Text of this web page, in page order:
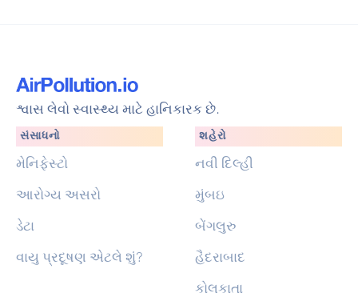
શ્વાસ લેવો સ્વાસ્થ્ય માટે હાનિકારક છે.
સંસાધનો
મેનિફેસ્ટો
આરોગ્ય અસરો
ડેટા
વાયુ પ્રદૂષણ એટલે શું?
શહેરો
નવી દિલ્હી
મુંબઇ
બેંગલુરુ
હૈદરાબાદ
કોલકાતા